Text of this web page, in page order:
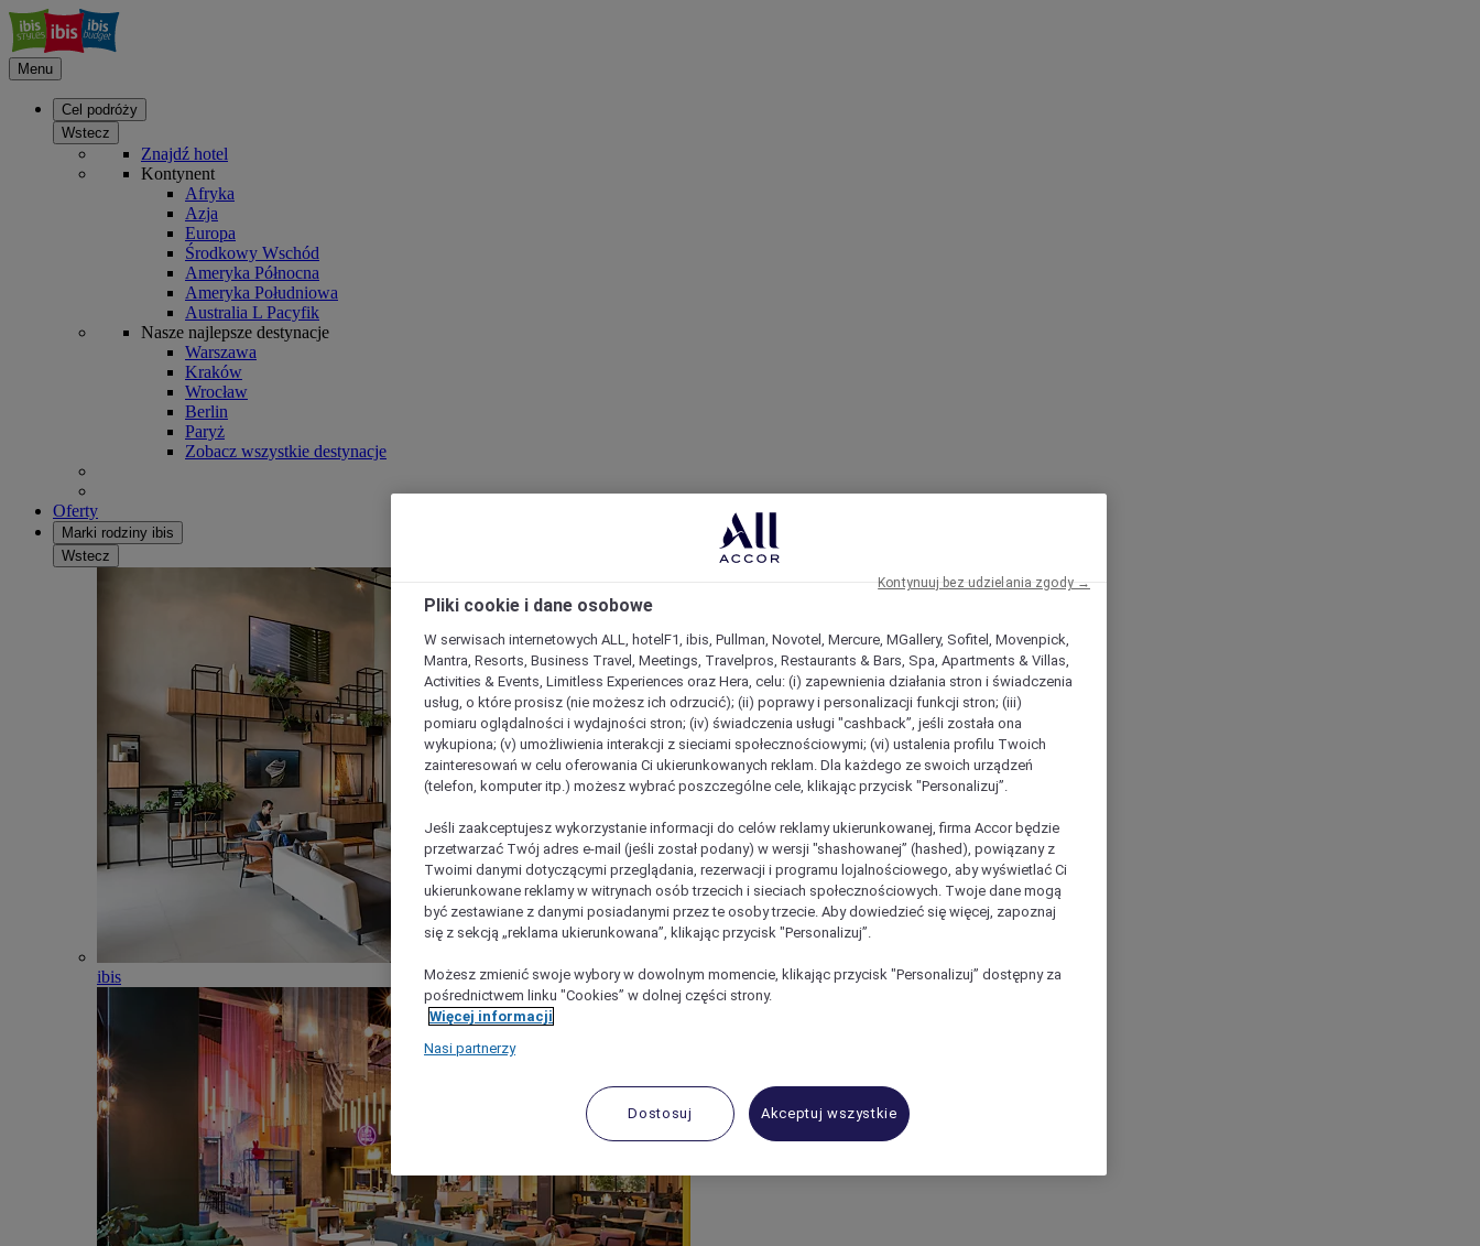
Menu
Cel podróży
Wstecz
Znajdź hotel
Kontynent
Afryka
Azja
Europa
Środkowy Wschód
Ameryka Północna
Ameryka Południowa
Australia L Pacyfik
Nasze najlepsze destynacje
Warszawa
Kraków
Wrocław
Berlin
Paryż
Zobacz wszystkie destynacje
Oferty
Marki rodziny ibis
Wstecz
ibis
Pliki cookie i dane osobowe
W serwisach internetowych ALL, hotelF1, ibis, Pullman, Novotel, Mercure, MGallery, Sofitel, Movenpick,
Mantra, Resorts, Business Travel, Meetings, Travelpros, Restaurants & Bars, Spa, Apartments & Villas,
Activities & Events, Limitless Experiences oraz Hera, celu: (i) zapewnienia działania stron i świadczenia
usług, o które prosisz (nie możesz ich odrzucić); (ii) poprawy i personalizacji funkcji stron; (iii)
pomiaru oglądalności i wydajności stron; (iv) świadczenia usługi "cashback”, jeśli została ona
wykupiona; (v) umożliwienia interakcji z sieciami społecznościowymi; (vi) ustalenia profilu Twoich
zainteresowań w celu oferowania Ci ukierunkowanych reklam. Dla każdego ze swoich urządzeń
(telefon, komputer itp.) możesz wybrać poszczególne cele, klikając przycisk "Personalizuj”.
Jeśli zaakceptujesz wykorzystanie informacji do celów reklamy ukierunkowanej, firma Accor będzie
przetwarzać Twój adres e-mail (jeśli został podany) w wersji "shashowanej” (hashed), powiązany z
Twoimi danymi dotyczącymi przeglądania, rezerwacji i programu lojalnościowego, aby wyświetlać Ci
ukierunkowane reklamy w witrynach osób trzecich i sieciach społecznościowych. Twoje dane mogą
być zestawiane z danymi posiadanymi przez te osoby trzecie. Aby dowiedzieć się więcej, zapoznaj
się z sekcją „reklama ukierunkowana”, klikając przycisk "Personalizuj”.
Możesz zmienić swoje wybory w dowolnym momencie, klikając przycisk "Personalizuj” dostępny za
pośrednictwem linku "Cookies” w dolnej części strony.
Więcej informacji
Nasi partnerzy
Dostosuj Akceptuj wszystkie
Kontynuuj bez udzielania zgody →